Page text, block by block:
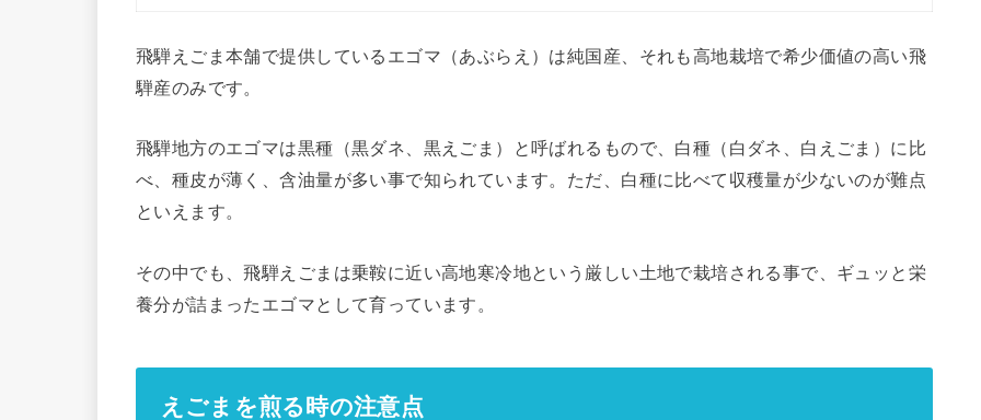
飛騨えごま本舗で提供しているエゴマ（あぶらえ）は純国産、それも高地栽培で希少価値の高い飛
騨産のみです。
飛騨地方のエゴマは黒種（黒ダネ、黒えごま）と呼ばれるもので、白種（白ダネ、白えごま）に比
べ、種皮が薄く、含油量が多い事で知られています。ただ、白種に比べて収穫量が少ないのが難点
といえます。
その中でも、飛騨えごまは乗鞍に近い高地寒冷地という厳しい土地で栽培される事で、ギュッと栄
養分が詰まったエゴマとして育っています。
えごまを煎る時の注意点